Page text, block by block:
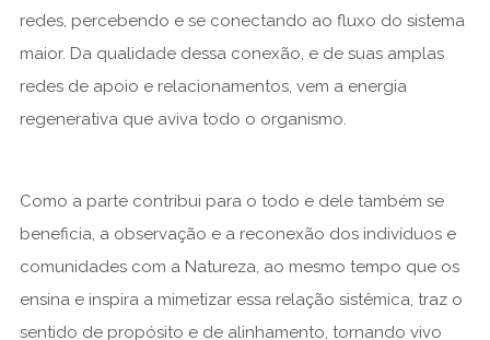
redes, percebendo e se conectando ao fluxo do sistema
maior. Da qualidade dessa conexão, e de suas amplas
redes de apoio e relacionamentos, vem a energia
regenerativa que aviva todo o organismo.
Como a parte contribui para o todo e dele também se
beneficia, a observação e a reconexão dos indivíduos e
comunidades com a Natureza, ao mesmo tempo que os
ensina e inspira a mimetizar essa relação sistêmica, traz o
sentido de propósito e de alinhamento, tornando vivo